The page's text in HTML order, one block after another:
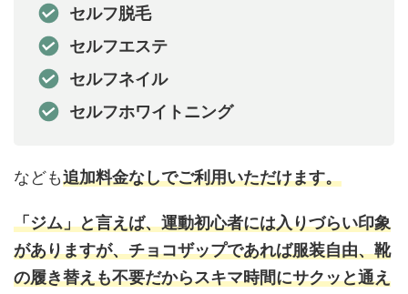
セルフ脱毛
セルフエステ
セルフネイル
セルフホワイトニング
なども追加料金なしでご利用いただけます。
「ジム」と言えば、運動初心者には入りづらい印象
がありますが、チョコザップであれば服装自由、靴
の履き替えも不要だからスキマ時間にサクッと通え